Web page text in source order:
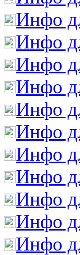
Инфо
Инфо
Инфо
Инфо
Инфо
Инфо
Инфо
Инфо
Инфо
Инфо
Инфо